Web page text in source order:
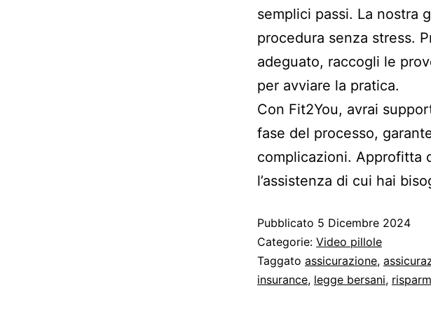
semplici passi. La nostra
procedura senza stress.
adeguato, raccogli le
per avviare la pratica.
Con Fit2You, avrai
fase del processo,
complicazioni. Approfitta
l’assistenza di cui hai
Pubblicato 5 Dicembre 2024
Categorie: Video pillole
Taggato assicurazione,
insurance, legge bersani,